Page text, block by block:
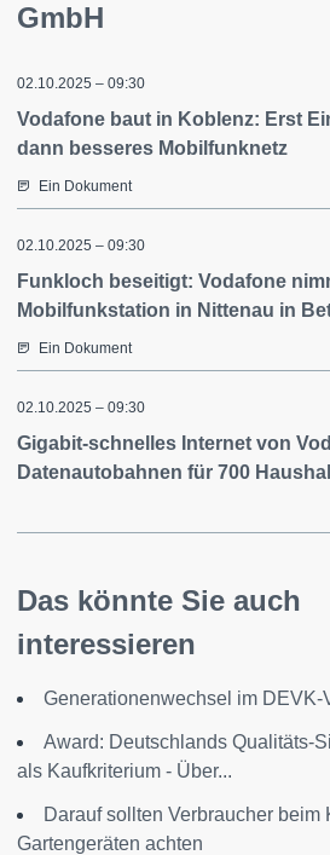
GmbH
02.10.2025 – 09:30
Vodafone baut in Koblenz: Erst
dann besseres Mobilfunknetz
Ein Dokument
02.10.2025 – 09:30
Funkloch beseitigt: Vodafone
Mobilfunkstation in Nittenau in
Ein Dokument
02.10.2025 – 09:30
Gigabit-schnelles Internet von
Datenautobahnen für 700
Das könnte Sie auch
interessieren
Generationenwechsel im DEVK-
Award: Deutschlands Qualitäts-
als Kaufkriterium - Über...
Darauf sollten Verbraucher beim
Gartengeräten achten